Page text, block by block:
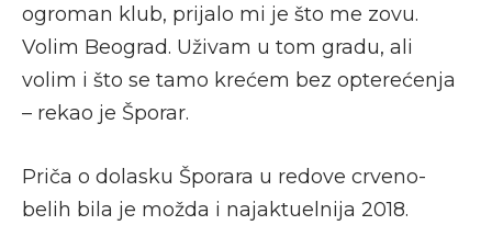
ogroman klub, prijalo mi je što me zovu.
Volim Beograd. Uživam u tom gradu, ali
volim i što se tamo krećem bez opterećenja
– rekao je Šporar.
Priča o dolasku Šporara u redove crveno-
belih bila je možda i najaktuelnija 2018.